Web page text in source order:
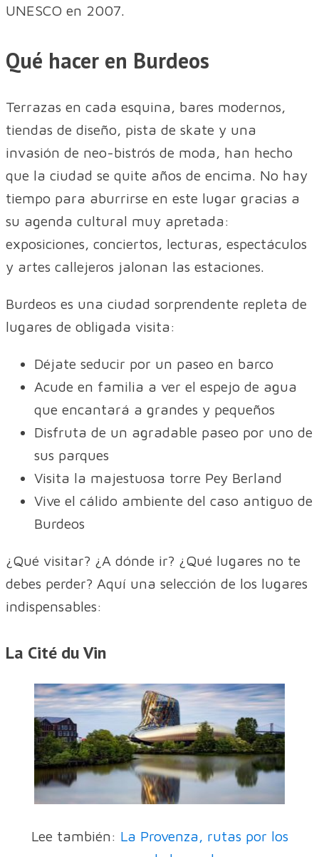
UNESCO en 2007.
Qué hacer en Burdeos
Terrazas en cada esquina, bares modernos,
tiendas de diseño, pista de skate y una
invasión de neo-bistrós de moda, han hecho
que la ciudad se quite años de encima. No hay
tiempo para aburrirse en este lugar gracias a
su agenda cultural muy apretada:
exposiciones, conciertos, lecturas, espectáculos
y artes callejeros jalonan las estaciones.
Burdeos es una ciudad sorprendente repleta de
lugares de obligada visita:
Déjate seducir por un paseo en barco
Acude en familia a ver el espejo de agua
que encantará a grandes y pequeños
Disfruta de un agradable paseo por uno de
sus parques
Visita la majestuosa torre Pey Berland
Vive el cálido ambiente del caso antiguo de
Burdeos
¿Qué visitar? ¿A dónde ir? ¿Qué lugares no te
debes perder? Aquí una selección de los lugares
indispensables:
La Cité du Vin
Lee también: La Provenza, rutas por los